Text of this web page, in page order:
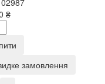
02987
₴
замовлення